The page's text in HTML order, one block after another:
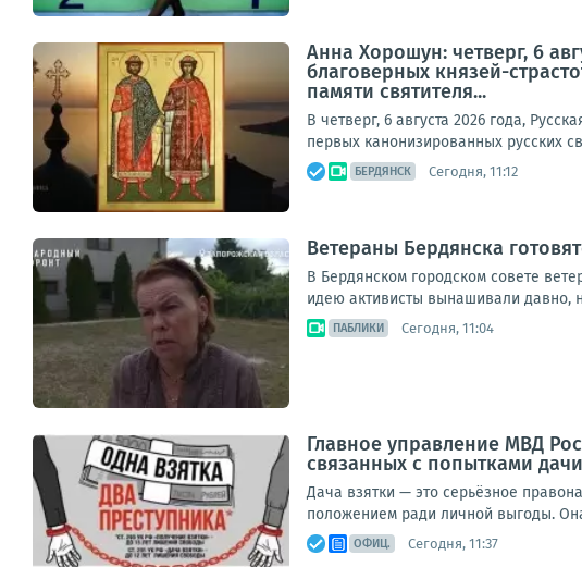
Анна Хорошун: четверг, 6
благоверных князей-
памяти святителя...
В четверг, 6 августа 2026 года,
первых канонизированных русских
БЕРДЯНСК Сегодня, 11:12
Ветераны Бердянска
В Бердянском городском совете
идею активисты вынашивали давно,
ПАБЛИКИ Сегодня, 11:04
Главное управление МВД
связанных с попытками
Дача взятки — это серьёзное
положением ради личной выгоды.
ОФИЦ. Сегодня, 11:37